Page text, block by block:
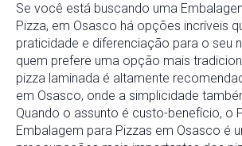
Se você está buscando uma
Pizza, em Osasco há opções incríveis
praticidade e diferenciação para o seu
quem prefere uma opção mais
pizza laminada é altamente
em Osasco, onde a simplicidade
Quando o assunto é custo-benefício, o
Embalagem para Pizzas em Osasco é